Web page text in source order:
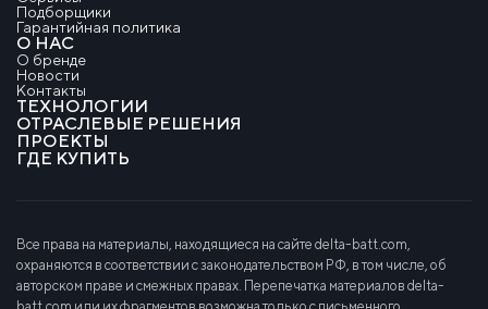
Подборщики
Гарантийная политика
О НАС
О бренде
Новости
Контакты
ТЕХНОЛОГИИ
ОТРАСЛЕВЫЕ РЕШЕНИЯ
ПРОЕКТЫ
ГДЕ КУПИТЬ
Все права на материалы, находящиеся на сайте delta-batt.com,
охраняются в соответствии с законодательством РФ, в том числе, об
авторском праве и смежных правах. Перепечатка материалов delta-